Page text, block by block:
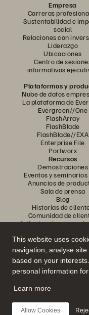
This website uses
navigation, analyse
based on your
personal information
Learn more
Allow Cookies
Empresa
Carreras
Sustentabilidad e
social
Relaciones con
Liderazgo
Ubicaciones
Centro de
informativas
Plataformas y
Nube de datos
La plataforma de
Evergreen//One
FlashArray
FlashBlade
FlashBlade//EXA
Enterprise File
Portworx
Recursos
Demostraciones
Eventos y
Anuncios de
Sala de prensa
Blog
Historias de
Comunidad de
Artículo sobre
Siga todos los
© 2026